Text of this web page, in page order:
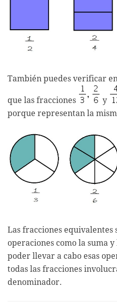
También puedes verificar
que las fracciones y
porque representan la
Las fracciones equivalentes
operaciones como la suma
poder llevar a cabo esas
todas las fracciones
denominador.